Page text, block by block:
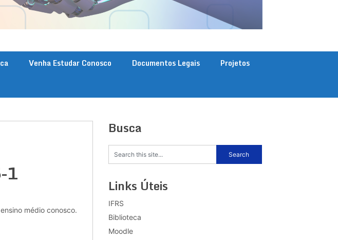
Venha Estudar Conosco Documentos Legais
Projetos
1
médio conosco.
Busca
Links Úteis
IFRS
Biblioteca
Moodle